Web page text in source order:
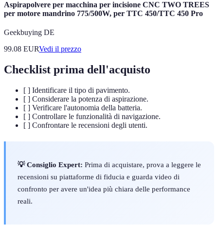
Aspirapolvere per macchina per incisione CNC TWO TREES
per motore mandrino 775/500W, per TTC 450/TTC 450 Pro
Geekbuying DE
99.08 EURVedi il prezzo
Checklist prima dell'acquisto
[ ] Identificare il tipo di pavimento.
[ ] Considerare la potenza di aspirazione.
[ ] Verificare l'autonomia della batteria.
[ ] Controllare le funzionalità di navigazione.
[ ] Confrontare le recensioni degli utenti.
💡 Consiglio Expert: Prima di acquistare, prova a leggere le
recensioni su piattaforme di fiducia e guarda video di
confronto per avere un'idea più chiara delle performance
reali.